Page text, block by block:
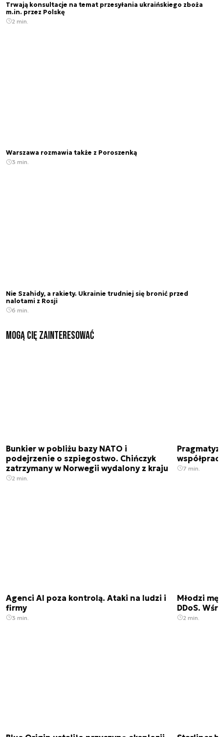
Trwają konsultacje na temat przesyłania ukraińskiego zboża
m.in. przez Polskę
2 min.
Warszawa rozmawia także z Poroszenką
3 min.
Nie Szahidy, a rakiety. Ukrainie trudniej się bronić przed
nalotami z Rosji
6 min.
Mogą Cię zainteresować
Bunkier w pobliżu bazy NATO i
podejrzenie o szpiegostwo. Chińczyk
zatrzymany w Norwegii wydalony z kraju
2 min.
7 min.
Agenci AI poza kontrolą. Ataki na ludzi i
firmy
3 min.
Młodzi
DDoS.
2 min.